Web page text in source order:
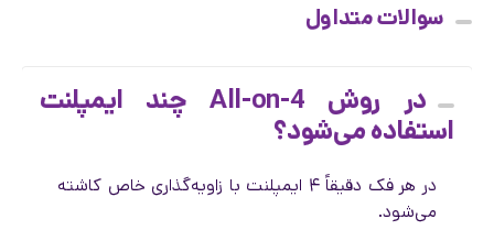
سوالات متداول
در روش All-on-4 چند ایمپلنت
استفاده می‌شود؟
در هر فک دقیقاً ۴ ایمپلنت با زاویه‌گذاری خاص کاشته
می‌شود.